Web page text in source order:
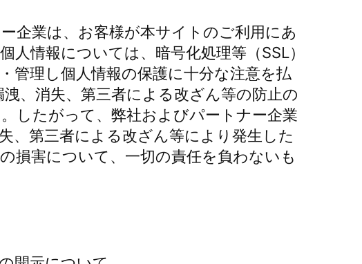
企業は、お客様が本サイトのご利用にあ
人情報については、暗号化処理等（SSL）
管理し個人情報の保護に十分な注意を払
、消失、第三者による改ざん等の防止の
したがって、弊社およびパートナー企業
、第三者による改ざん等により発生した
損害について、一切の責任を負わないも